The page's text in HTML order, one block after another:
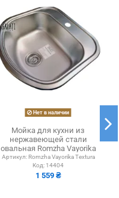
Нет в наличии
Мойка для кухни из
нержавеющей стали
овальная Romzha Vayorika
Textura
Артикул: Romzha Vayorika Textura
Код: 14404
1 559 ₴